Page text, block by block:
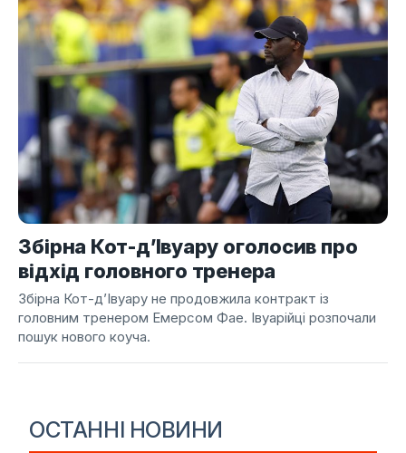
ОСТАННІ НОВИНИ
Збірна Кот-д’Івуару оголосив про
відхід головного тренера
Збірна Кот-д’Івуару не продовжила контракт із
головним тренером Емерсом Фае. Івуарійці розпочали
пошук нового коуча.